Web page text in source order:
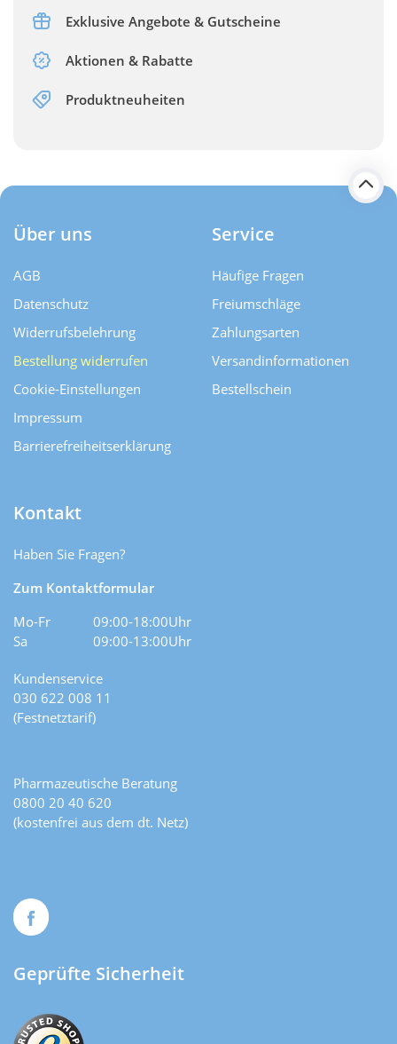
Exklusive Angebote & Gutscheine
Aktionen & Rabatte
Produktneuheiten
Über uns
AGB
Datenschutz
Widerrufsbelehrung
Bestellung widerrufen
Cookie-Einstellungen
Impressum
Barrierefreiheitserklärung
Service
Häufige Fragen
Freiumschläge
Zahlungsarten
Versand­informationen
Bestellschein
Kontakt
Haben Sie Fragen?
Zum Kontaktformular
Mo-Fr
09:00-18:00Uhr
Sa
09:00-13:00Uhr
Kundenservice
030 622 008 11
(Festnetztarif)
Pharmazeutische Beratung
0800 20 40 620
(kostenfrei aus dem dt. Netz)
Geprüfte Sicherheit